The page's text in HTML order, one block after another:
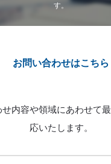
す。
お問い合わせはこちら
内容や領域にあわせて
応いたします。